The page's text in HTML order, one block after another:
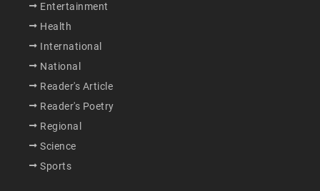
Entertainment
Health
International
National
Reader's Article
Reader's Poetry
Regional
Science
Sports